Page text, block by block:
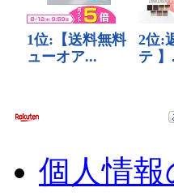
個人情